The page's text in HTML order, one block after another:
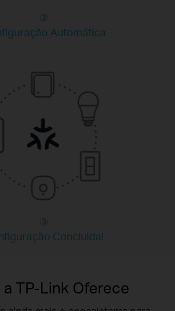
②
Automática
③
Concluida!
a TP-Link Oferece